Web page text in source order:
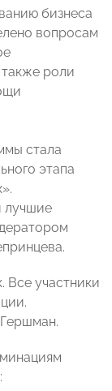
бизнеса
вопросам
роли
стала
этапа
лучшие
Все участники